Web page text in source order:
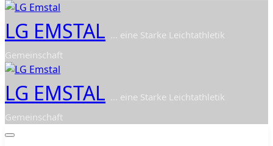
LG EMSTAL ... eine Starke Leichtathletik
Gemeinschaft
LG EMSTAL ... eine Starke Leichtathletik
Gemeinschaft